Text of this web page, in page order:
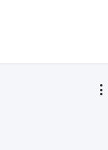
